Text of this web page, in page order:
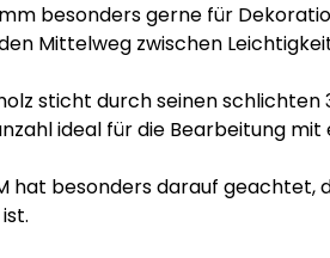
besonders gerne für
Mittelweg zwischen
sticht durch seinen
ideal für die Bearbeitung
hat besonders darauf geachtet,